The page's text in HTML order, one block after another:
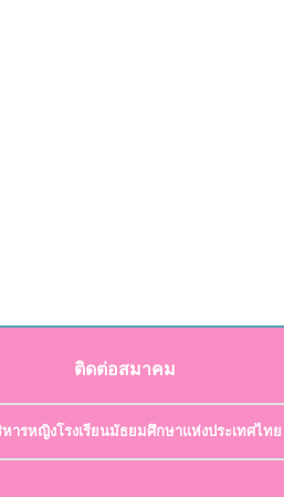
ติดต่อสมาคม
ารหญิงโรงเรียนมัธยมศึกษาแห่งประเทศไทย